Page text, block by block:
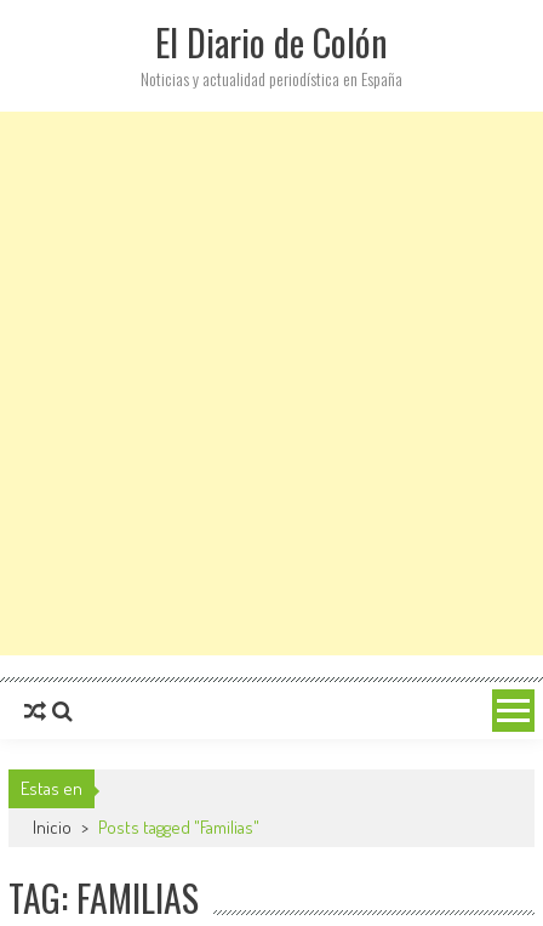
El Diario de Colón
Noticias y actualidad periodística en España
Estas en
Inicio > Posts tagged "Familias"
TAG: FAMILIAS